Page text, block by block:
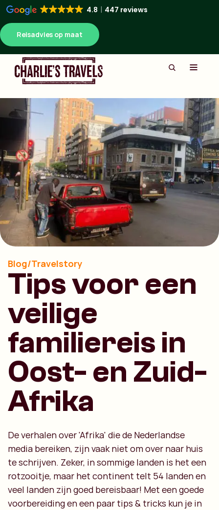
4.8 447 reviews
Reisadvies op maat
Blog/Travelstory
Tips voor een
veilige
familiereis in
Oost- en Zuid-
Afrika
De verhalen over 'Afrika' die de Nederlandse
media bereiken, zijn vaak niet om over naar huis
te schrijven. Zeker, in sommige landen is het een
rotzooitje, maar het continent telt 54 landen en
veel landen zijn goed bereisbaar! Met een goede
voorbereiding en een paar tips & tricks kun je in